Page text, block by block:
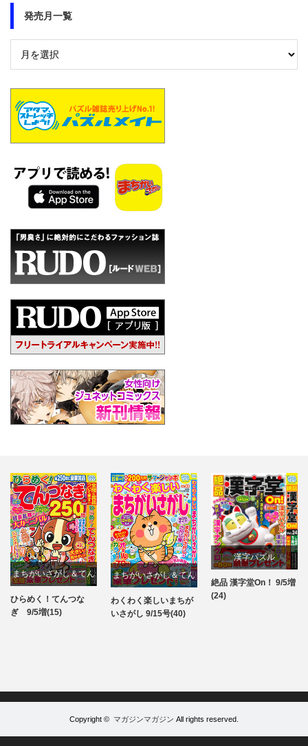
発売月一覧
まちがいさがし＆てん
つなぎ
パズル
わくわく楽しいまちが
いさがし 9/15号(40)
漢字パズル
パズル
絶品 漢字堂On！ 9/5増
(24)
ナンクロ
ナンクロメイト 9月号
Copyright © マガジンマガジン All rights reserved.